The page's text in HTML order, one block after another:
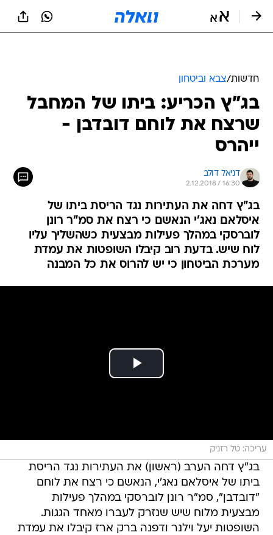
חדשות/צבא וביטחון
בג"ץ הכריע: ביתו של המחבל
שרצח את לוחם דובדבן -
ייהרס
דניאל דולב
2.12.2018 / 16:30
בג"ץ דחה את העתירות נגד הריסת ביתו של
איסלאם נאג'י הנאשם כי רצח את סמ"ר רונן
לוברסקי במהלך פעילות מבצעית כשהשליך עליו
לוח שיש. בדעת רוב קיבלו השופטות את עמדת
מערכת הביטחון כי יש להרוס את כל המבנה
עריכה: טל רזניק
בג"ץ דחה הערב (ראשון) את העתירות נגד הריסת
ביתו של איסלאם נאג'י, הנאשם כי רצח את לוחם
"דובדבן", סמ"ר רונן לוברסקי במהלך פעילות
מבצעית מלוח שיש שנזרק לעברו מאחד הגגות.
השופטות יעל וילנר ודפנה ברק ארז קיבלו את עמדת